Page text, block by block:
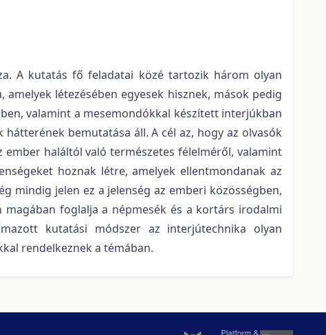
A kutatás fő feladatai közé tartozik három olyan
létezésében egyesek hisznek, mások pedig
valamint a mesemondókkal készített interjúkban
bemutatása áll. A cél az, hogy az olvasók
haláltól való természetes félelméről, valamint
hoznak létre, amelyek ellentmondanak az
mindig jelen ez a jelenség az emberi közösségben,
foglalja a népmesék és a kortárs irodalmi
kutatási módszer az interjútechnika olyan
rendelkeznek a témában.